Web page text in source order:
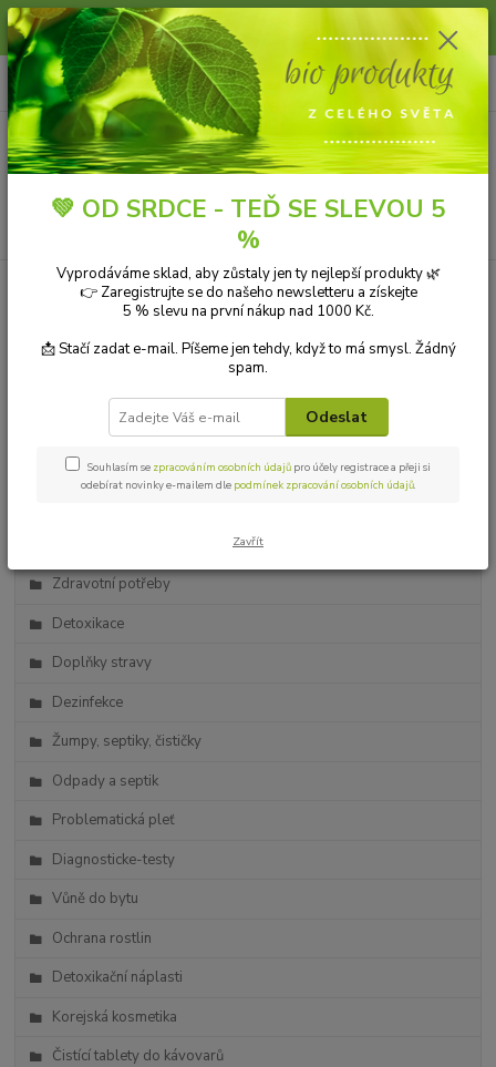
Slunce, koupání a horko dávají vlasům zabrat. Dopřejte jim šetrnou péči s
přírodní vlasovou kosmetikou.
Menu
CZK
+420 606 912 887
9-18:00 hod.
0 ks
za 0,00 Kč
Kategorie blogu
Přírodní kosmetika
Přírodní aromaterapie
Bio drogerie
Zdravotní potřeby
Detoxikace
Doplňky stravy
Dezinfekce
Žumpy, septiky, čističky
Odpady a septik
Problematická pleť
Diagnosticke-testy
Vůně do bytu
Ochrana rostlin
Detoxikační náplasti
Korejská kosmetika
Čistící tablety do kávovarů
💚 OD SRDCE - TEĎ SE SLEVOU 5
%
Vyprodáváme sklad, aby zůstaly jen ty nejlepší produkty 🌿
👉 Zaregistrujte se do našeho newsletteru a získejte
5 % slevu na první nákup nad 1000 Kč.
📩 Stačí zadat e-mail. Píšeme jen tehdy, když to má smysl. Žádný
spam.
Odeslat
Souhlasím se zpracováním osobních údajů pro účely registrace a přeji si
odebírat novinky e-mailem dle podmínek zpracování osobních údajů.
Zavřít